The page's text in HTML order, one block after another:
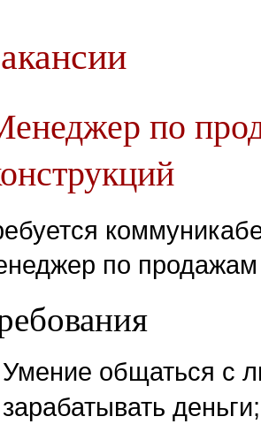
по
по продажам
Умение общаться с
зарабатывать деньги;